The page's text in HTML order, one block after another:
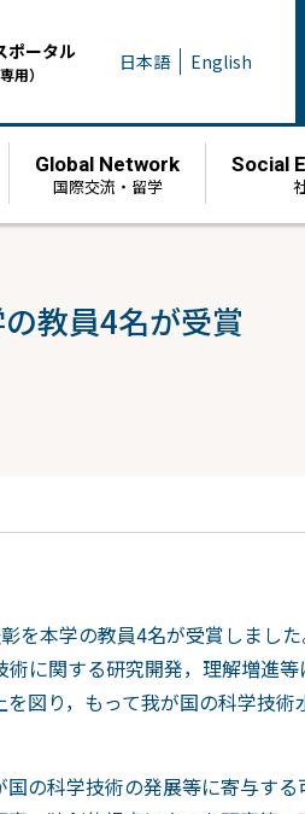
ポータル
用） 日本語 English
Global Network
国際交流・留学
Social
教員4名が受賞
本学の教員4名が受賞しました
に関する研究開発，理解増進
図り，もって我が国の科学技
の科学技術の発展等に寄与す